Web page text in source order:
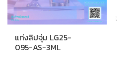
แท่งลิปจุ่ม LG25-
095-AS-3ML